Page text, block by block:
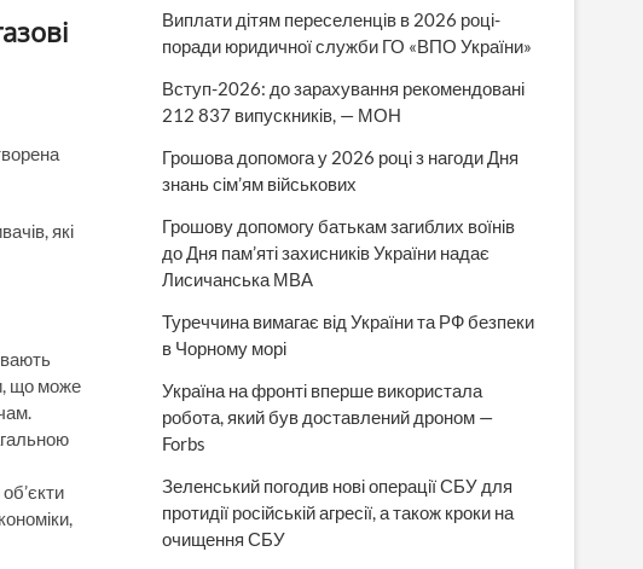
які
що може
Виплати дітям переселенців в 2026 році-
поради юридичної служби ГО «ВПО України»
Вступ-2026: до зарахування рекомендовані
212 837 випускників, — МОН
Грошова допомога у 2026 році з нагоди Дня
знань сім’ям військових
Грошову допомогу батькам загиблих воїнів
до Дня пам’яті захисників України надає
Лисичанська МВА
Туреччина вимагає від України та РФ безпеки
в Чорному морі
Україна на фронті вперше використала
робота, який був доставлений дроном —
Forbs
Зеленський погодив нові операції СБУ для
протидії російській агресії, а також кроки на
очищення СБУ